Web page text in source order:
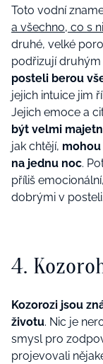
Toto vodní
a všechno, co s
druhé, velké
podřizují druhým
posteli berou
jejich intuice jim
Jejich emoce a
být velmi
jak chtějí,
na jednu noc.
příliš
dobrými v posteli.
4.
Kozorozi jsou
životu. Nic je
smysl pro
projevovali